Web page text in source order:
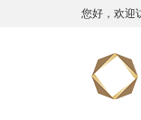
您好，欢迎